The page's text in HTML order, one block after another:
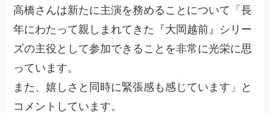
高橋さんは新たに主演を務めることについて「長
年にわたって親しまれてきた『大岡越前』シリー
ズの主役として参加できることを非常に光栄に思
っています。
また、嬉しさと同時に緊張感も感じています」と
コメントしています。